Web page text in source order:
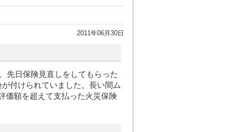
2011年06月30日
先日保険見直しをしてもらった
付けられていました。長い間ム
価額を超えて支払った火災保険